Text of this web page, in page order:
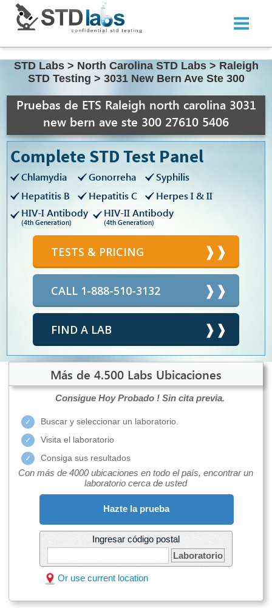
STD Labs > North Carolina STD Labs > Raleigh
STD Testing > 3031 New Bern Ave Ste 300
Pruebas de ETS Raleigh north carolina 3031
new bern ave ste 300 27610 5406
Complete STD Test Panel
Chlamydia Gonorreha
Syphilis
Hepatitis B
Hepatitis C
Herpes I & II
HIV-I Antibody
(4th Generation)
HIV-II Antibody
(4th Generation)
TESTS & PRICING
CALL 1-888-510-3132
FIND A LAB
Más de 4.500 Labs Ubicaciones
Consigue Hoy Probado ! Sin cita previa.
Buscar y seleccionar un laboratorio.
Visita el laboratorio
Consiga sus resultados
Con más de 4000 ubicaciones en todo el país, encontrar un
laboratorio cerca de usted
Hazte la prueba
Ingresar código postal
Laboratorio
Or use current location